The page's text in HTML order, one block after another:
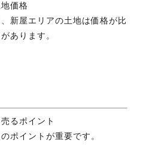
価格
新屋エリアの土地は価格が比
あります。
るポイント
ポイントが重要です。